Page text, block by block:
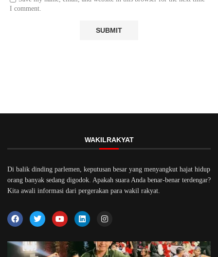
I comment.
WAKILRAKYAT
Di balik dinding parlemen, keputusan besar yang menyangkut hajat hidup
orang banyak sedang digodok. Apakah suara Anda benar-benar terdengar?
Kita awali informasi dari pergerakan para wakil rakyat.